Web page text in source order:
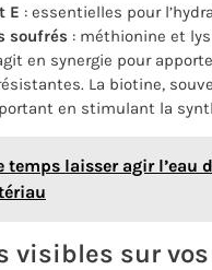
E : essentielles pour
soufrés : méthionine et
en synergie pour
La biotine,
en stimulant la
temps laisser agir l’eau
visibles sur